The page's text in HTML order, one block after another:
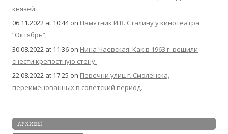
князей.
06.11.2022 at 10:44on Памятник И.В. Сталину у кинотеатра
“Октябрь”.
30.08.2022 at 11:36 on Нина Чаевская: Как в 1963 г. решили
снести крепостную стену.
22.08.2022 at 17:25 on Перечни улиц г. Смоленска,
переименованных в советский период.
АРХИВЫ